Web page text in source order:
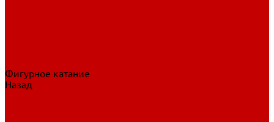
Фигурное катание
Назад